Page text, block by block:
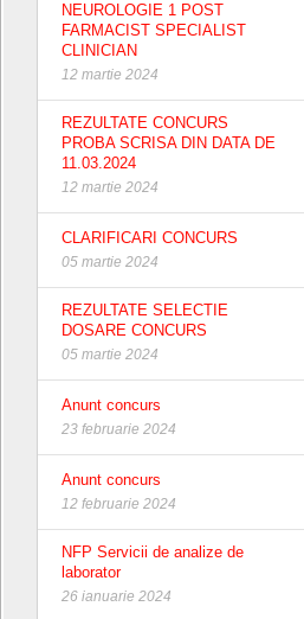
NEUROLOGIE 1 POST
FARMACIST SPECIALIST
CLINICIAN
12 martie 2024
REZULTATE CONCURS
PROBA SCRISA DIN DATA DE
11.03.2024
12 martie 2024
CLARIFICARI CONCURS
05 martie 2024
REZULTATE SELECTIE
DOSARE CONCURS
05 martie 2024
Anunt concurs
23 februarie 2024
Anunt concurs
12 februarie 2024
NFP Servicii de analize de
laborator
26 ianuarie 2024